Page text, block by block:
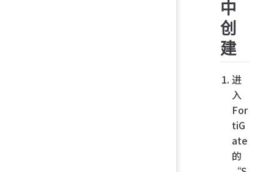
中
创
建
进
入
For
tiG
ate
的